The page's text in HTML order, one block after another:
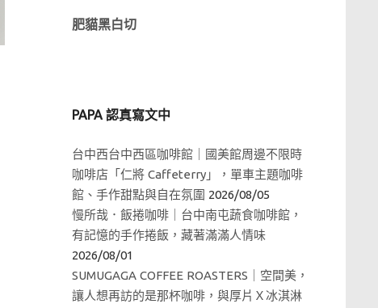
肥貓黑白切
PAPA 認真寫文中
台中西台中西區咖啡館｜國美館周邊不限時
咖啡店「仁將 Caffeterry」，單車主題咖啡
館、手作甜點與自在氛圍 2026/08/05
慢所哉．飯捲咖啡｜台中南屯蔬食咖啡館，
有記憶的手作捲飯，藏著滿滿人情味
2026/08/01
SUMUGAGA COFFEE ROASTERS｜空間美，
讓人想再訪的是那杯咖啡，與厚片Ｘ冰淇淋